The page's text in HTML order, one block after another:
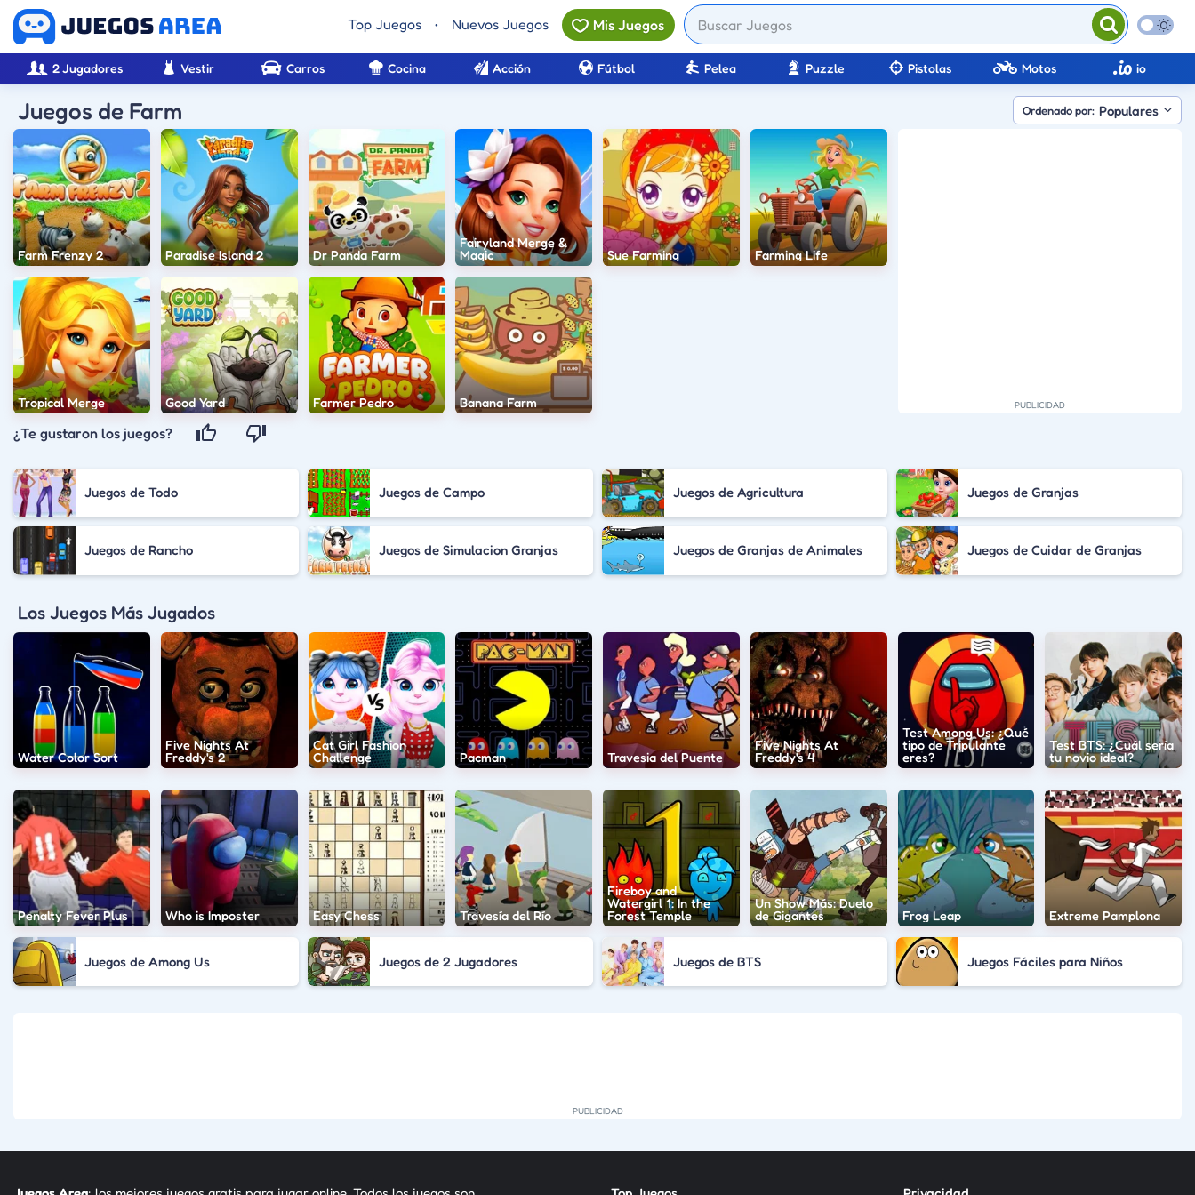
Top Juegos • Nuevos Juegos Mis Juegos
2 Jugadores Vestir Carros Cocina Acción Fútbol Pelea Puzzle Pistolas Motos io
Juegos de Farm Ordenado por: Populares
Farm Frenzy 2 Paradise Island 2 Dr Panda Farm
Fairyland Merge &
Magic
Sue Farming Farming Life
Tropical Merge Good Yard Farmer Pedro Banana Farm
¿Te gustaron los juegos?
Juegos de Todo Juegos de Campo Juegos de Agricultura Juegos de Granjas
Juegos de Rancho Juegos de Simulacion Granjas Juegos de Granjas de Animales Juegos de Cuidar de Granjas
Los Juegos Más Jugados
Water Color Sort
Five Nights At
Freddy's 2
Cat Girl Fashion
Challenge
Pacman Travesia del Puente
Five Nights At
Freddy's 4
Test Among Us: ¿Qué
tipo de Tripulante
eres?
Test BTS: ¿Cuál sería
tu novio ideal?
Penalty Fever Plus Who is Imposter Easy Chess Travesía del Río
Fireboy and
Watergirl 1: In the
Forest Temple
Un Show Más: Duelo
de Gigantes
Frog Leap Extreme Pamplona
Juegos de Among Us Juegos de 2 Jugadores Juegos de BTS Juegos Fáciles para Niños